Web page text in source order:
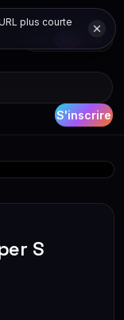
S'inscrire
plus courte
S